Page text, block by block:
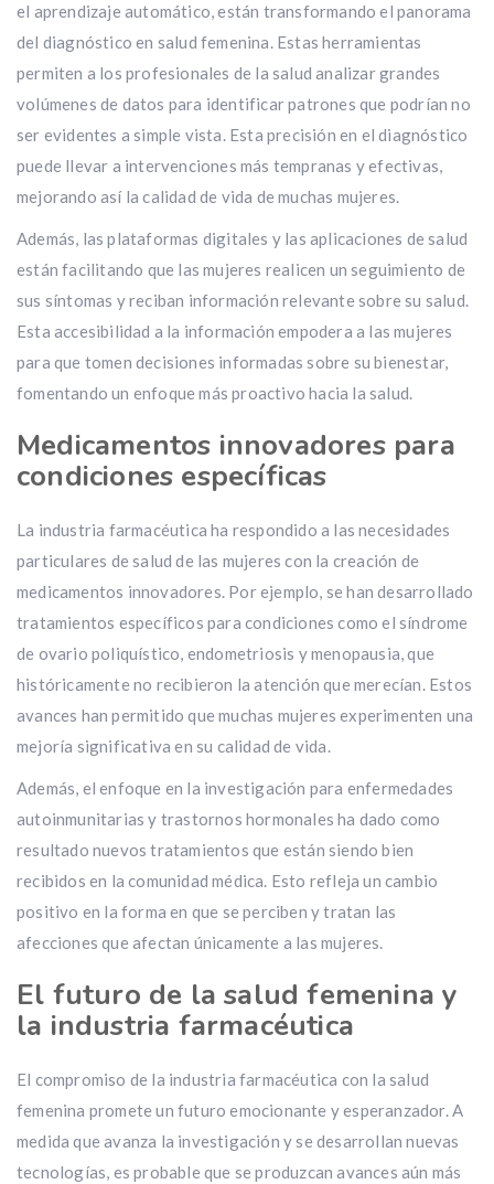
el aprendizaje automático, están transformando el panorama
del diagnóstico en salud femenina. Estas herramientas
permiten a los profesionales de la salud analizar grandes
volúmenes de datos para identificar patrones que podrían no
ser evidentes a simple vista. Esta precisión en el diagnóstico
puede llevar a intervenciones más tempranas y efectivas,
mejorando así la calidad de vida de muchas mujeres.
Además, las plataformas digitales y las aplicaciones de salud
están facilitando que las mujeres realicen un seguimiento de
sus síntomas y reciban información relevante sobre su salud.
Esta accesibilidad a la información empodera a las mujeres
para que tomen decisiones informadas sobre su bienestar,
fomentando un enfoque más proactivo hacia la salud.
Medicamentos innovadores para
condiciones específicas
La industria farmacéutica ha respondido a las necesidades
particulares de salud de las mujeres con la creación de
medicamentos innovadores. Por ejemplo, se han desarrollado
tratamientos específicos para condiciones como el síndrome
de ovario poliquístico, endometriosis y menopausia, que
históricamente no recibieron la atención que merecían. Estos
avances han permitido que muchas mujeres experimenten una
mejoría significativa en su calidad de vida.
Además, el enfoque en la investigación para enfermedades
autoinmunitarias y trastornos hormonales ha dado como
resultado nuevos tratamientos que están siendo bien
recibidos en la comunidad médica. Esto refleja un cambio
positivo en la forma en que se perciben y tratan las
afecciones que afectan únicamente a las mujeres.
El futuro de la salud femenina y
la industria farmacéutica
El compromiso de la industria farmacéutica con la salud
femenina promete un futuro emocionante y esperanzador. A
medida que avanza la investigación y se desarrollan nuevas
tecnologías, es probable que se produzcan avances aún más